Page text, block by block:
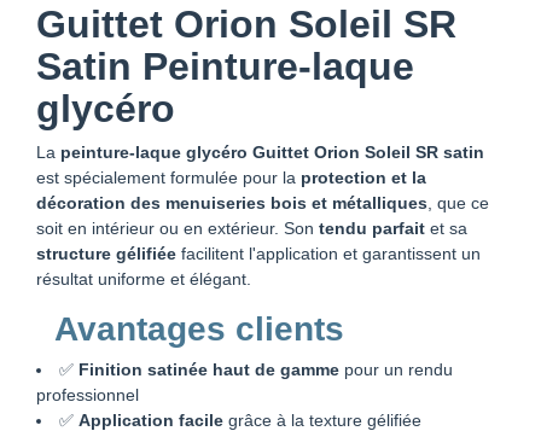
Guittet Orion Soleil SR
Satin Peinture-laque
glycéro
La peinture-laque glycéro Guittet Orion Soleil SR satin
est spécialement formulée pour la protection et la
décoration des menuiseries bois et métalliques , que ce
soit en intérieur ou en extérieur. Son tendu parfait et sa
structure gélifiée facilitent l'application et garantissent un
résultat uniforme et élégant.
Avantages clients
✅ Finition satinée haut de gamme pour un rendu
professionnel
✅ Application facile grâce à la texture gélifiée